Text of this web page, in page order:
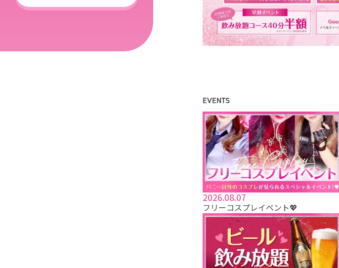
EVENTS
2026.08.07
フリーコスプレイベント💖